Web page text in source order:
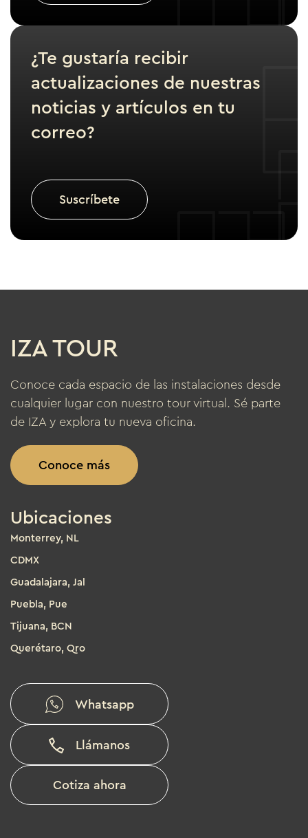
¿Te gustaría recibir
actualizaciones de nuestras
noticias y artículos en tu
correo?
Suscríbete
IZA TOUR
Conoce cada espacio de las instalaciones desde
cualquier lugar con nuestro tour virtual. Sé parte
de IZA y explora tu nueva oficina.
Conoce más
Ubicaciones
Monterrey, NL
CDMX
Guadalajara, Jal
Puebla, Pue
Tijuana, BCN
Querétaro, Qro
Whatsapp
Llámanos
Cotiza ahora